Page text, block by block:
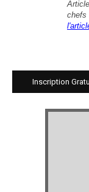
chefs
Inscription